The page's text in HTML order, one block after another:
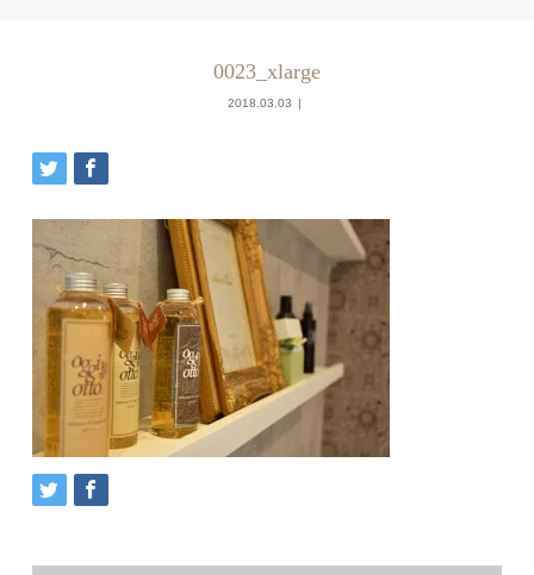
0023_xlarge
2018.03.03